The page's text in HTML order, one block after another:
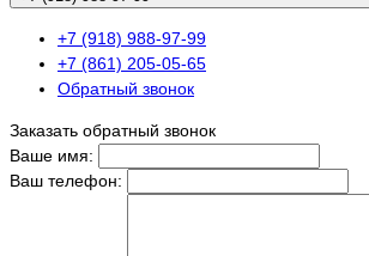
+7 (918) 988-97-99
+7 (861) 205-05-65
Обратный звонок
Заказать обратный звонок
Ваше имя:
Ваш телефон: